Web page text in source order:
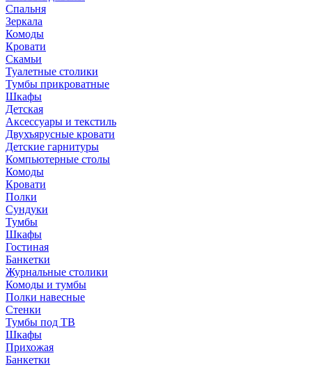
Спальня
Зеркала
Комоды
Кровати
Скамьи
Туалетные столики
Тумбы прикроватные
Шкафы
Детская
Аксессуары и текстиль
Двухъярусные кровати
Детские гарнитуры
Компьютерные столы
Комоды
Кровати
Полки
Сундуки
Тумбы
Шкафы
Гостиная
Банкетки
Журнальные столики
Комоды и тумбы
Полки навесные
Стенки
Тумбы под ТВ
Шкафы
Прихожая
Банкетки